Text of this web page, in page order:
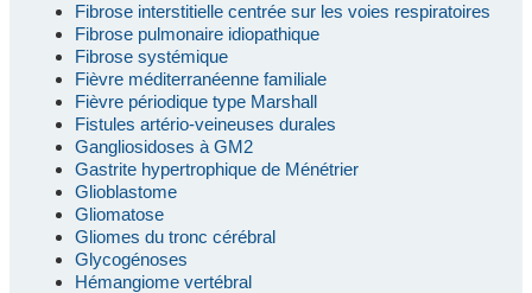
Fibrose interstitielle centrée sur les voies respiratoires
Fibrose pulmonaire idiopathique
Fibrose systémique
Fièvre méditerranéenne familiale
Fièvre périodique type Marshall
Fistules artério-veineuses durales
Gangliosidoses à GM2
Gastrite hypertrophique de Ménétrier
Glioblastome
Gliomatose
Gliomes du tronc cérébral
Glycogénoses
Hémangiome vertébral